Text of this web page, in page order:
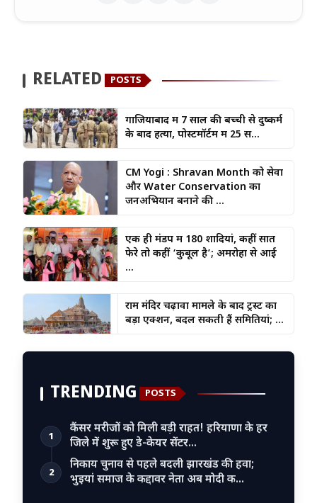
RELATED POSTS
गाजियाबाद में 7 साल की बच्ची से दुष्कर्म
के बाद हत्या, पोस्टमॉर्टम में 25 स...
CM Yogi : Shravan Month को सेवा
और Water Conservation का
जनअभियान बनाने की ...
एक ही मंडप में 180 शादियां, कहीं सात
फेरे तो कहीं ‘कुबूल है’; अमरोहा से आई
...
राम मंदिर चढ़ावा मामले के बाद ट्रस्ट का
बड़ा एक्शन, बदल सकती हैं समितियां; ...
TRENDING POSTS
1
कैंसर मरीजों को मिली बड़ी राहत! हरियाणा के हर
जिले में शुरू हुए डे-केयर सेंटर…
2
निकाय चुनाव से पहले बदली झारखंड की हवा;
भुइयां समाज के कद्दावर नेता अब मोदी क…